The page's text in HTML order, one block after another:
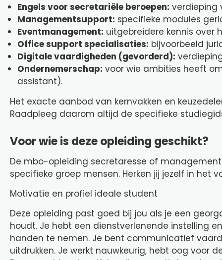
Engels voor secretariële beroepen: verdieping
Managementsupport: specifieke modules
Eventmanagement: uitgebreidere kennis over
Office support specialisaties: bijvoorbeeld
Digitale vaardigheden (gevorderd):
Ondernemerschap: voor wie ambities heeft
assistant).
Het exacte aanbod van kernvakken en
Raadpleeg daarom altijd de specifieke
Voor wie is deze opleiding geschikt?
De mbo-opleiding secretaresse of
specifieke groep mensen. Herken jij jezelf in het
Motivatie en profiel ideale student
Deze opleiding past goed bij jou als je een
houdt. Je hebt een dienstverlenende instelling
handen te nemen. Je bent communicatief
uitdrukken. Je werkt nauwkeurig, hebt oog voor